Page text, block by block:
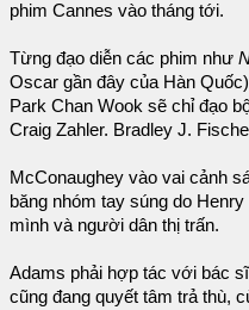
phim Cannes vào tháng tới.
Từng đạo diễn các phim như
Oscar gần đây của Hàn
Park Chan Wook sẽ chỉ đạo
Craig Zahler. Bradley J.
McConaughey vào vai cảnh
băng nhóm tay súng do
mình và người dân thị trấn.
Adams phải hợp tác với bác
cũng đang quyết tâm trả thù,